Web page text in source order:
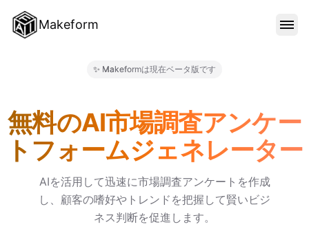
Makeform
ブログ
料金
✨ Makeformは現在ベータ版です
無料のAI市場調査アンケー
トフォームジェネレーター
AIを活用して迅速に市場調査アンケートを作成
し、顧客の嗜好やトレンドを把握して賢いビジ
ネス判断を促進します。